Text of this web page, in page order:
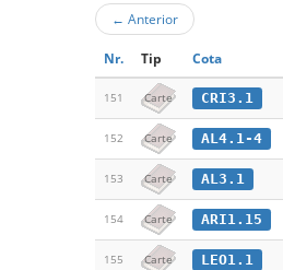
← Anterior
Nr. Tip Cota
151 Carte CRI3.1
152 Carte AL4.1-4
153 Carte AL3.1
154 Carte ARI1.15
155 Carte LEO1.1